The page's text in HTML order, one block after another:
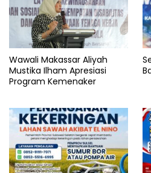
Wawali Makassar Aliyah
Mustika Ilham Apresiasi
Program Kemenaker